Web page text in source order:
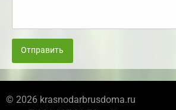
Отправить
© 2026 krasnodarbrusdoma.ru